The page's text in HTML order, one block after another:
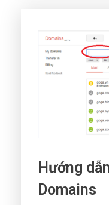
Hướng
Domains